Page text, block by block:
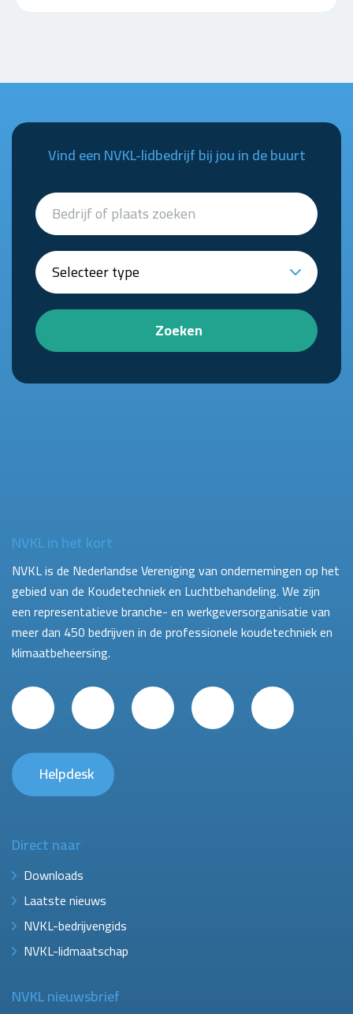
Vind een NVKL-lidbedrijf bij jou in de buurt
Zoeken
NVKL in het kort
NVKL is de Nederlandse Vereniging van ondernemingen op het
gebied van de Koudetechniek en Luchtbehandeling. We zijn
een representatieve branche- en werkgeversorganisatie van
meer dan 450 bedrijven in de professionele koudetechniek en
klimaatbeheersing.
Helpdesk
Direct naar
Downloads
Laatste nieuws
NVKL-bedrijvengids
NVKL-lidmaatschap
NVKL nieuwsbrief